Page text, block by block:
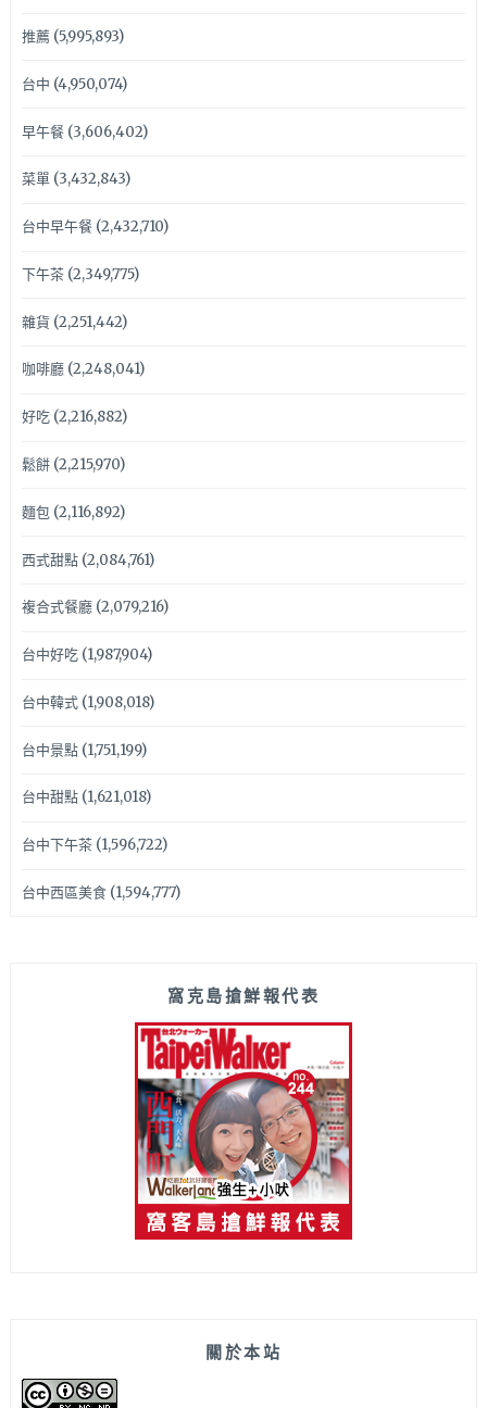
推薦(5,995,893)
台中 (4,950,074)
早午餐(3,606,402)
菜單(3,432,843)
台中早午餐(2,432,710)
下午茶(2,349,775)
雜貨 (2,251,442)
咖啡廳(2,248,041)
好吃(2,216,882)
鬆餅(2,215,970)
麵包(2,116,892)
西式甜點(2,084,761)
複合式餐廳(2,079,216)
台中好吃(1,987,904)
台中韓式(1,908,018)
台中景點(1,751,199)
台中甜點(1,621,018)
台中下午茶(1,596,722)
台中西區美食(1,594,777)
窩克島搶鮮報代表
關於本站